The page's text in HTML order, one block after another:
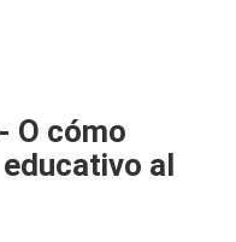
O cómo
al